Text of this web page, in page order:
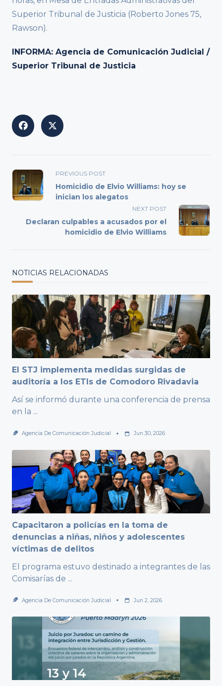
Superior Tribunal de Justicia (Roberto Jones 75,
Rawson).
INFORMA: Agencia de Comunicación Judicial /
Superior Tribunal de Justicia
<span
class="nav-
subtitle
reader-
text">Page</span>
PREVIOUS POST
Homicidio de Elvio Williams: hoy se
inician los alegatos
NEXT POST
Declaran culpables a acusados por el
homicidio de Elvio Williams
NOTICIAS RELACIONADAS
El STJ implementa medidas surgidas de
auditoría a los ETIs de Comodoro Rivadavia
Así se informó durante una conferencia de prensa
en la ...
Agencia De Comunicación Judicial Jun 30, 2026
Capacitaron a policías en la toma de
denuncias a niñas, niños y adolescentes
víctimas de delitos
El programa estuvo destinado a integrantes de las
Comisarías de ...
Agencia De Comunicación Judicial Jun 2, 2026